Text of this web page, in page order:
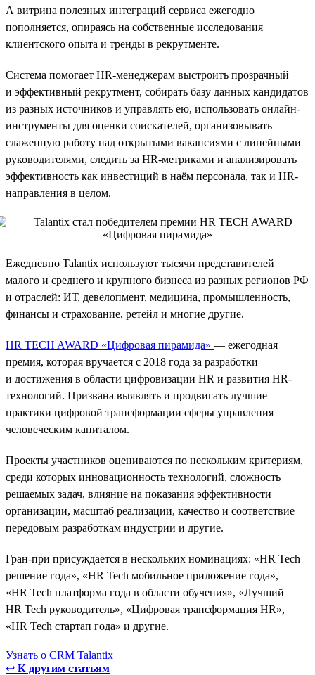
А витрина полезных интеграций сервиса ежегодно
пополняется, опираясь на собственные исследования
клиентского опыта и тренды в рекрутменте.
Система помогает HR-менеджерам выстроить прозрачный
и эффективный рекрутмент, собирать базу данных кандидатов
из разных источников и управлять ею, использовать онлайн-
инструменты для оценки соискателей, организовывать
слаженную работу над открытыми вакансиями с линейными
руководителями, следить за HR-метриками и анализировать
эффективность как инвестиций в наём персонала, так и HR-
направления в целом.
Ежедневно Talantix используют тысячи представителей
малого и среднего и крупного бизнеса из разных регионов РФ
и отраслей: ИТ, девелопмент, медицина, промышленность,
финансы и страхование, ретейл и многие другие.
HR TECH AWARD «Цифровая пирамида» — ежегодная
премия, которая вручается с 2018 года за разработки
и достижения в области цифровизации HR и развития HR-
технологий. Призвана выявлять и продвигать лучшие
практики цифровой трансформации сферы управления
человеческим капиталом.
Проекты участников оцениваются по нескольким критериям,
среди которых инновационность технологий, сложность
решаемых задач, влияние на показания эффективности
организации, масштаб реализации, качество и соответствие
передовым разработкам индустрии и другие.
Гран-при присуждается в нескольких номинациях: «HR Tech
решение года», «HR Tech мобильное приложение года»,
«HR Tech платформа года в области обучения», «Лучший
HR Tech руководитель», «Цифровая трансформация HR»,
«HR Tech стартап года» и другие.
Узнать о CRM Talantix
↩ К другим статьям